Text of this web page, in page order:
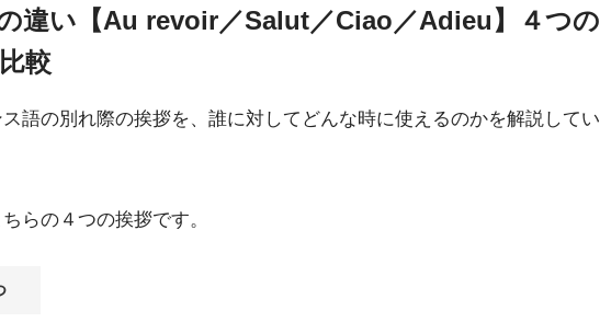
違い【Au revoir／Salut／Ciao／Adieu】４つの
較
語の別れ際の挨拶を、誰に対してどんな時に使えるのかを解説してい
らの４つの挨拶です。